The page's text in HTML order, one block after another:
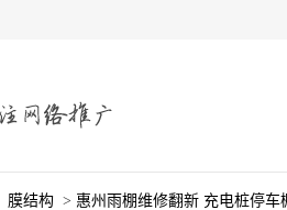
膜结构 > 惠州雨棚维修翻新 充电桩停